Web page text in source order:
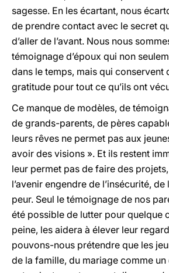
sagesse. En les écartant, nous
de prendre contact avec le secret
d’aller de l’avant. Nous nous
témoignage d’époux qui non
dans le temps, mais qui
gratitude pour tout ce qu’ils ont
Ce manque de modèles, de
de grands-parents, de pères
leurs rêves ne permet pas aux
avoir des visions ». Et ils restent
leur permet pas de faire des
l’avenir engendre de l’insécurité,
peur. Seul le témoignage de nos
été possible de lutter pour quelque
peine, les aidera à élever leur
pouvons-nous prétendre que les
de la famille, du mariage comme un